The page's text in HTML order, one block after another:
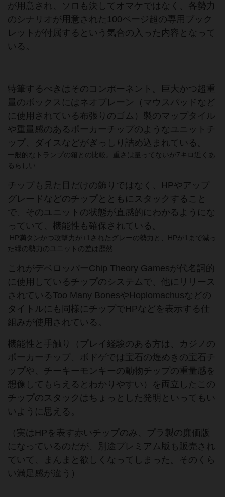
が用意され、ソロも決してオマケではなく、各勢力
のシナリオが用意された100ページ超の専用ブック
レットが付属するという気合の入った内容となって
いる。
特筆するべきはそのコンポーネント。巨大かつ超重
量のボックスにはネオプレーン（マウスパッドなど
に使用されている布張りのゴム）製のマップタイル
や重量感のあるポーカーチップのようなユニットチ
ップ、ダイスなどがぎっしり詰め込まれている。
一般的なトランプの箱との比較。重さは量ってないが7キロ近くあ
るらしい
チップも見た目だけの飾りではなく、HPやアップ
グレードなどのチップとともにスタックすること
で、そのユニットの状態が直感的にわかるようにな
っていて、機能性も確保されている。
HP満タンかつ攻撃力が+1されたグレーの勢力と、HPが1まで減っ
た緑の勢力のユニットの差は歴然
これがデベロッパーChip Theory Gamesが代名詞的
に使用しているチップのシステムで、他にリリース
されているToo Many BonesやHoplomachusなどの
タイトルにも同様にチップでHPなどを表示する仕
組みが使用されている。
機能性と手触り（プレイ経験のある方は、カジノの
ポーカーチップ、ボドゲでは宝石の煌めきの宝石チ
ップや、チーキーモンキーの動物チップの重量感を
想像してもらえるとわかりやすい）を両立したこの
チップのスタックはちょっとした発明といってもい
いように思える。
（実はHPを表す赤いチップのみ、プラ製の廉価版
になっているのだが、別途プレミアム版も販売され
ていて、まんまと欲しくなってしまった。そのくら
い満足感が違う）